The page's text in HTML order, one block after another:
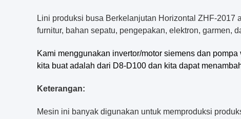
Lini produksi busa Berkelanjutan Horizontal ZHF-
furnitur, bahan sepatu, pengepakan, elektron, garmen,
Kami menggunakan invertor/motor siemens dan
kita buat adalah dari D8-D100 dan kita dapat
Keterangan:
Mesin ini banyak digunakan untuk memproduksi